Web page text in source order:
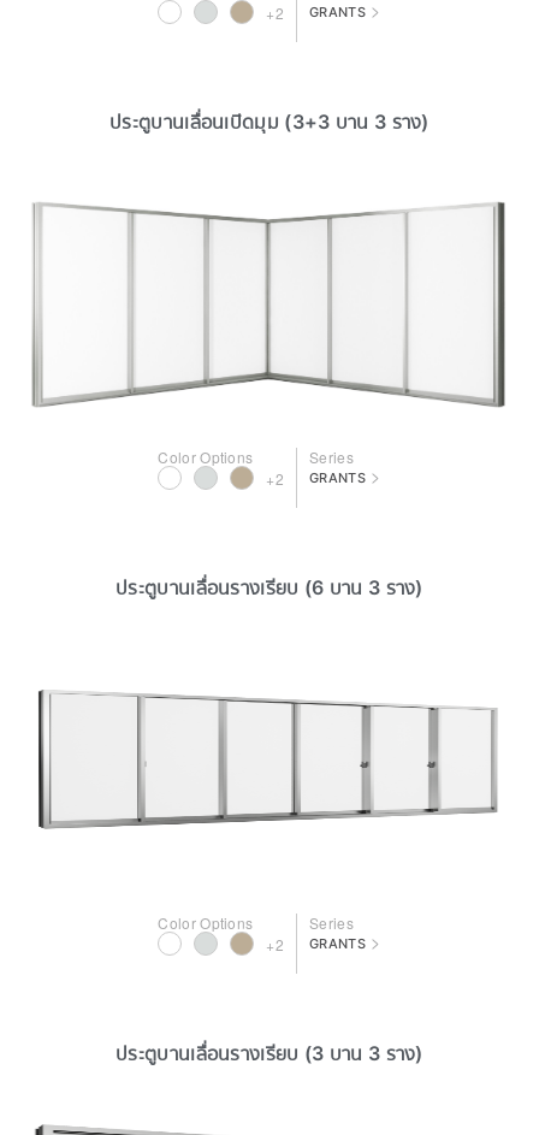
+2
GRANTS >
ประตูบานเลื่อนเปิดมุม (3+3 บาน 3 ราง)
Color Options
+2
Series
GRANTS >
ประตูบานเลื่อนรางเรียบ (6 บาน 3 ราง)
Color Options
+2
Series
GRANTS >
ประตูบานเลื่อนรางเรียบ (3 บาน 3 ราง)